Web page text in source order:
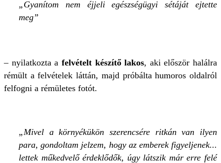
Gyanítom nem éjjeli egészségügyi sétáját ejtette
meg
– nyilatkozta a felvételt készítő lakos, aki először halálra
rémült a felvételek láttán, majd próbálta humoros oldalról
felfogni a rémületes fotót.
Mivel a környékükön szerencsére ritkán van ilyen
para, gondoltam jelzem, hogy az emberek figyeljenek...
lettek műkedvelő érdeklődők, úgy látszik már erre felé